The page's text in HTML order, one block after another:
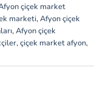
çiçek market
marketi,Afyon çiçek
,Afyon çiçek
,çiçek market afyon,